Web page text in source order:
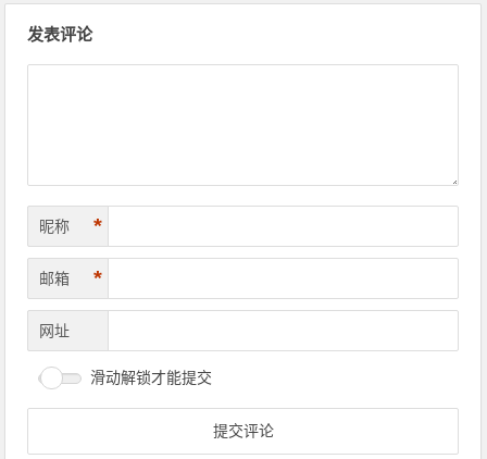
发表评论
昵称 *
邮箱 *
网址
滑动解锁才能提交